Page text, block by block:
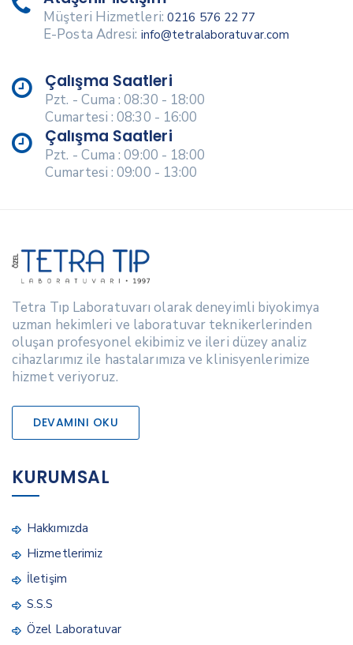
Müşteri Hizmetleri: 0216 576 22 77
E-Posta Adresi: info@tetralaboratuvar.com
Çalışma Saatleri
Pzt. - Cuma : 08:30 - 18:00
Cumartesi : 08:30 - 16:00
Çalışma Saatleri
Pzt. - Cuma : 09:00 - 18:00
Cumartesi : 09:00 - 13:00
Tetra Tıp Laboratuvarı olarak deneyimli biyokimya
uzman hekimleri ve laboratuvar teknikerlerinden
oluşan profesyonel ekibimiz ve ileri düzey analiz
cihazlarımız ile hastalarımıza ve klinisyenlerimize
hizmet veriyoruz.
DEVAMINI OKU
KURUMSAL
Hakkımızda
Hizmetlerimiz
İletişim
S.S.S
Özel Laboratuvar